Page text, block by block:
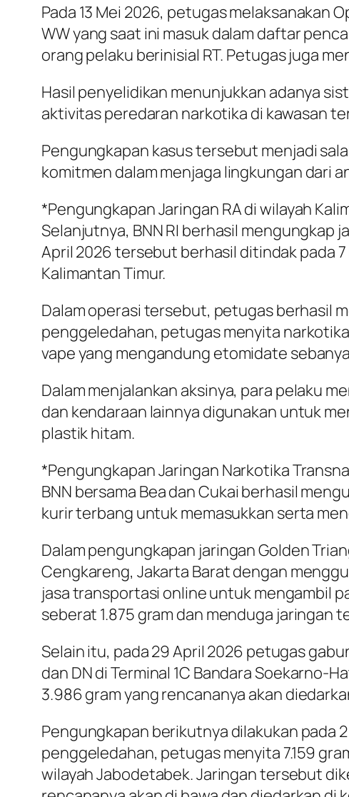
Pada 13 Mei 2026, petugas melaksanakan
WW yang saat ini masuk dalam daftar
orang pelaku berinisial RT. Petugas juga
Hasil penyelidikan menunjukkan adanya
aktivitas peredaran narkotika di kawasan
Pengungkapan kasus tersebut menjadi
komitmen dalam menjaga lingkungan dari
*Pengungkapan Jaringan RA di wilayah
Selanjutnya, BNN RI berhasil mengungkap
April 2026 tersebut berhasil ditindak pada
Kalimantan Timur.
Dalam operasi tersebut, petugas berhasil
penggeledahan, petugas menyita
vape yang mengandung etomidate
Dalam menjalankan aksinya, para pelaku
dan kendaraan lainnya digunakan untuk
plastik hitam.
*Pengungkapan Jaringan Narkotika
BNN bersama Bea dan Cukai berhasil
kurir terbang untuk memasukkan serta
Dalam pengungkapan jaringan Golden
Cengkareng, Jakarta Barat dengan
jasa transportasi online untuk mengambil
seberat 1.875 gram dan menduga jaringan
Selain itu, pada 29 April 2026 petugas
dan DN di Terminal 1C Bandara Soekarno-
3.986 gram yang rencananya akan
Pengungkapan berikutnya dilakukan pada
penggeledahan, petugas menyita 7.159
wilayah Jabodetabek. Jaringan tersebut